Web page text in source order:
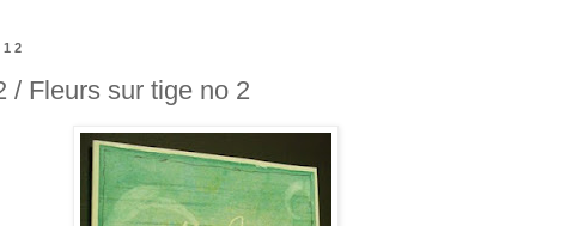
/ Fleurs sur tige no 2